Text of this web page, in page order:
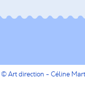
© Art direction - Céline